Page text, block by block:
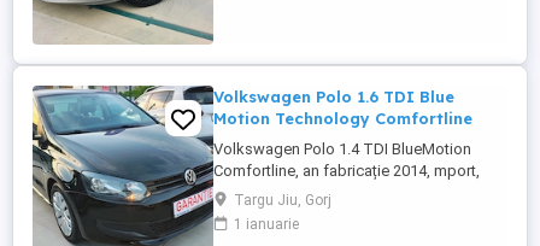
siguranță ...
Volkswagen Polo 1.6 TDI Blue
Motion Technology Comfortline
Volkswagen Polo 1.4 TDI BlueMotion
Comfortline, an fabricație 2014, mport,
motorizare diesel 1.6 - 90 CP, cutie
manuală. City-car economic, consum mixt
foarte redus (3.7 l 100 km), ideal pentru
Targu Jiu, Gorj
1 ianuarie